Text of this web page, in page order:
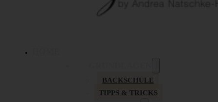
BACKSCHULE
TIPPS & TRICKS